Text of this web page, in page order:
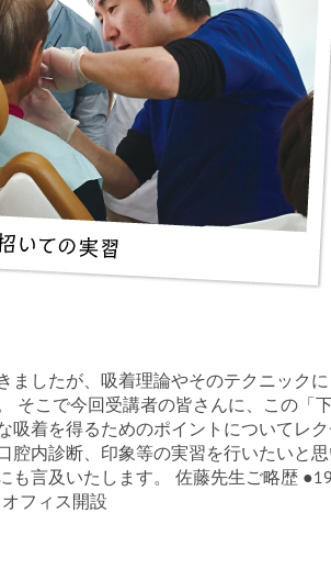
ましたが、吸着理論やそのテクニック
そこで今回受講者の皆さんに、この「
着を得るためのポイントについてレク
腔内診断、印象等の実習を行いたいと
も言及いたします。 佐藤先生ご略歴
フィス開設